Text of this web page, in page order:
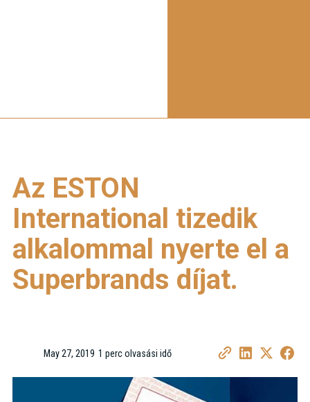
Az ESTON
International tizedik
alkalommal nyerte el a
Superbrands díjat.
May 27, 2019 1 perc olvasási idő